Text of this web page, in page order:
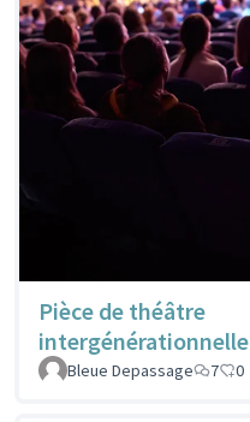
Pièce de théâtre
intergénérationnelle
Bleue Depassage
7 0